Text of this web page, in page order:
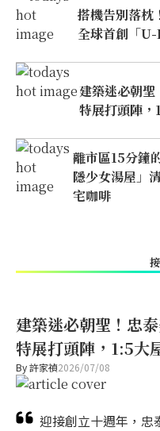
搭機告別落枕
全球首創「
建築迷必朝
特展打頭陣
離市區15分鐘
隱少女湯屋」
宅咖啡
建築迷必朝聖！忠
特展打頭陣，1:5大
By許家禎2026/07/08
迎接創立十週年，忠